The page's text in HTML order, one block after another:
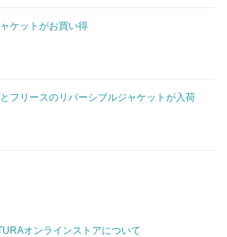
ケットがお買い得
フリースのリバーシブルジャケットが入荷
オンラインストアについて